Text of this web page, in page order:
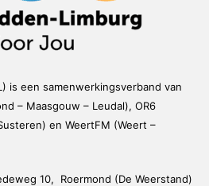
is een samenwerkingsverband van
– Maasgouw – Leudal), OR6
en WeertFM (Weert –
10, Roermond (De Weerstand)